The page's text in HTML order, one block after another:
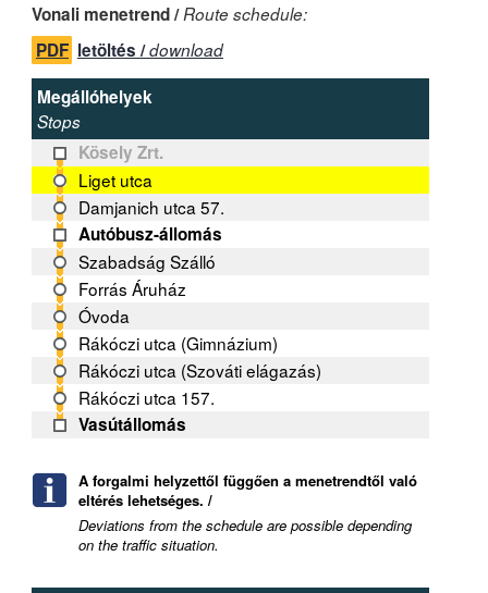
Vonali menetrend /Route schedule:
PDF letöltés /download
Megállóhelyek
Stops
Kösely Zrt.
Liget utca
Damjanich utca 57.
Autóbusz-állomás
Szabadság Szálló
Forrás Áruház
Óvoda
Rákóczi utca (Gimnázium)
Rákóczi utca (Szováti elágazás)
Rákóczi utca 157.
Vasútállomás
A forgalmi helyzettől függően a menetrendtől való
eltérés lehetséges. /
Deviations from the schedule are possible depending
on the traffic situation.